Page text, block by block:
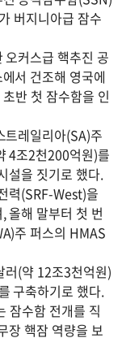
버지니아급 잠수
오커스급 핵추진 공
서 건조해 영국에
반 첫 잠수함을 인
트레일리아(SA)주
4조2천200억원)를
설을 짓기로 했다.
력(SRF-West)을
올해 말부터 첫 번
주 퍼스의 HMAS
러(약 12조3천억원)
구축하기로 했다.
잠수함 전개를 직
장 핵잠 역량을 보